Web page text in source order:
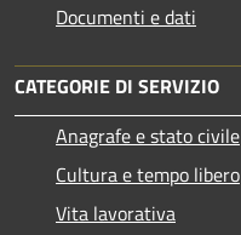
Documenti e dati
CATEGORIE DI SERVIZIO
Anagrafe e stato civile
Cultura e tempo libero
Vita lavorativa